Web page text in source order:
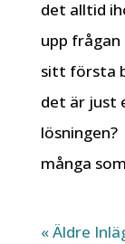
det alltid
upp frågan
sitt första
det är just
många
« Äldre